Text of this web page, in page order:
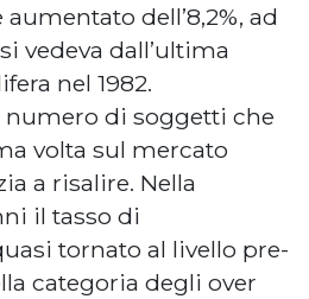
dell’8,2%, ad
vedeva dall’ultima
nel 1982.
di soggetti che
volta sul mercato
a risalire. Nella
il tasso di
tornato al livello pre-
categoria degli over